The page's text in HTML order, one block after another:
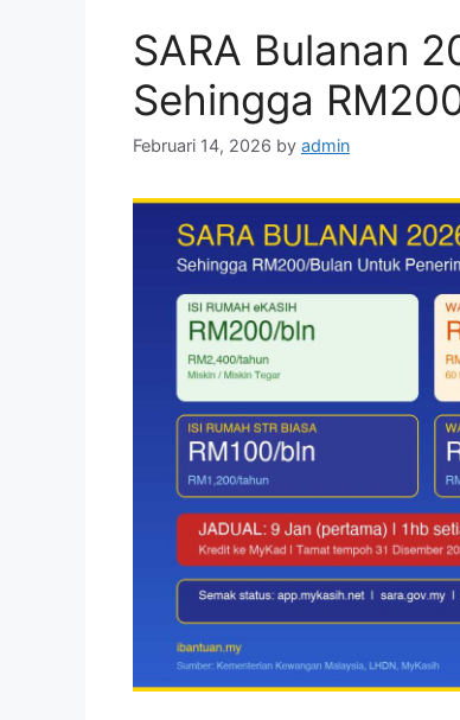
SARA Bulanan
Sehingga
Februari 14, 2026 by admin